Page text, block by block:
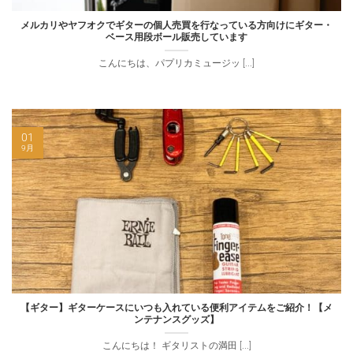
メルカリやヤフオクでギターの個人売買を行なっている方向けにギター・
ベース用段ボール販売しています
こんにちは、パプリカミュージッ [...]
【ギター】ギターケースにいつも入れている便利アイテムをご紹介！【メ
ンテナンスグッズ】
こんにちは！ ギタリストの満田 [...]
01
9月